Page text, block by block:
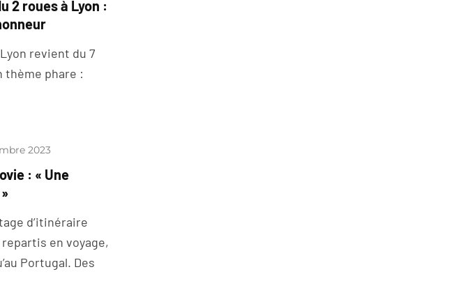
2 roues à Lyon :
revient du 7
thème phare :
2023
: « Une
d’itinéraire
en voyage,
Portugal. Des